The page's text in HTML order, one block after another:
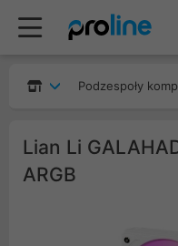
Podzespoły
Lian Li
ARGB